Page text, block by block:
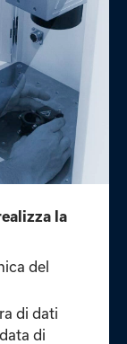
la
del
di dati
di